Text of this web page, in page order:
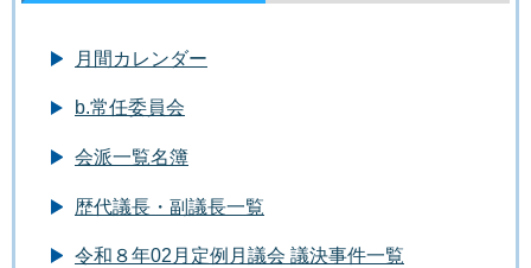
月間カレンダー
b.常任委員会
会派一覧名簿
歴代議長・副議長一覧
令和８年02月定例月議会 議決事件一覧